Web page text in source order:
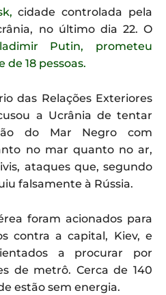
cidade controlada pela
no último dia 22. O
Putin, prometeu
18 pessoas.
das Relações Exteriores
a Ucrânia de tentar
do Mar Negro com
no mar quanto no ar,
ataques que, segundo
falsamente à Rússia.
foram acionados para
contra a capital, Kiev, e
a procurar por
de metrô. Cerca de 140
estão sem energia.